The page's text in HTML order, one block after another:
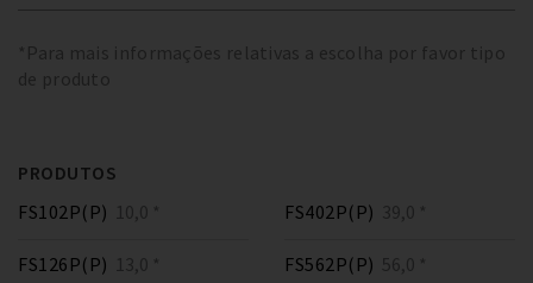
*Para mais informações relativas a escolha por favor tipo
de produto
PRODUTOS
FS102P(P) 10,0 *
FS126P(P) 13,0 *
FS402P(P) 39,0 *
FS562P(P) 56,0 *